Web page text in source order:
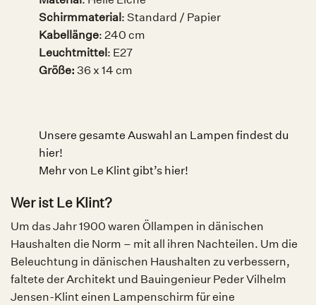
Schirmmaterial : Standard / Papier
Kabellänge: 240 cm
Leuchtmittel : E27
Größe: 36 x 14 cm
Unsere gesamte Auswahl an Lampen findest du
hier!
Mehr von Le Klint gibt’s hier!
Wer ist Le Klint?
Um das Jahr 1900 waren Öllampen in dänischen
Haushalten die Norm – mit all ihren Nachteilen. Um die
Beleuchtung in dänischen Haushalten zu verbessern,
faltete der Architekt und Bauingenieur Peder Vilhelm
Jensen-Klint einen Lampenschirm für eine